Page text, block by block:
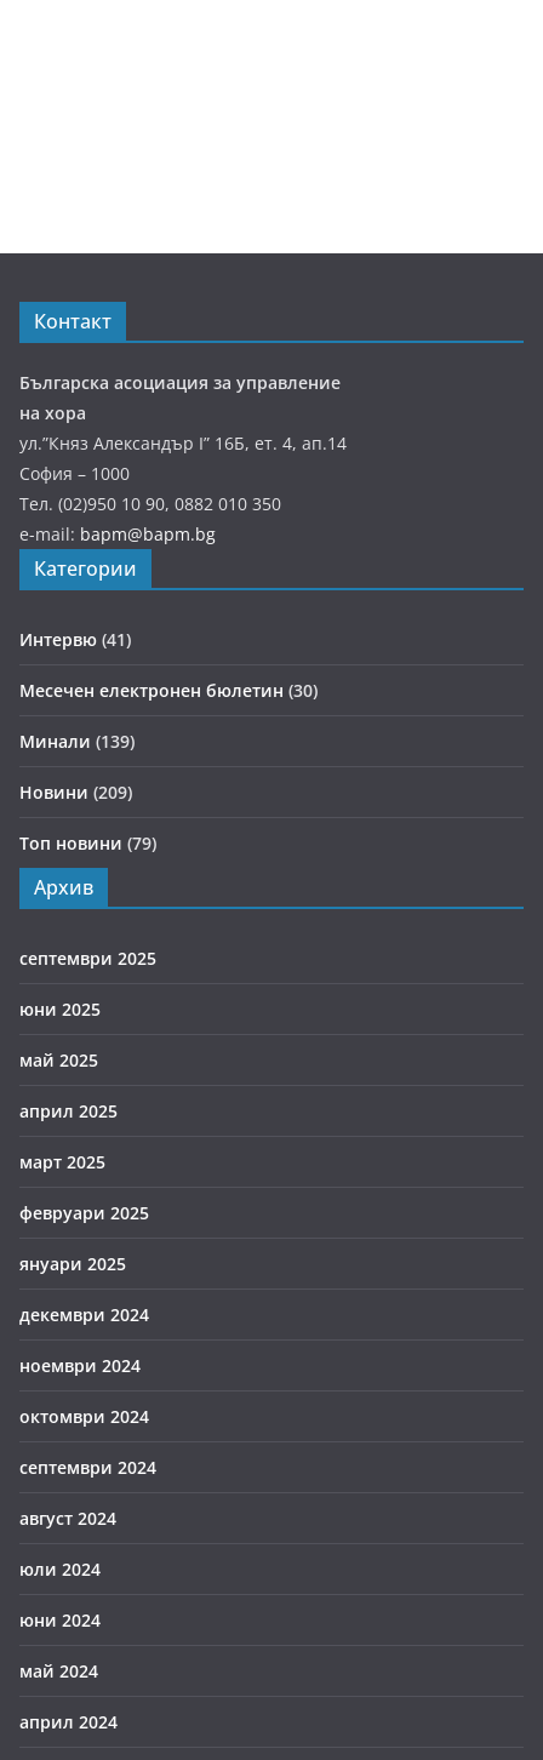
Контакт
Българска асоциация за управление
на хора
ул.”Княз Александър І” 16Б, ет. 4, ап.14
София – 1000
Тел. (02)950 10 90, 0882 010 350
e-mail: bapm@bapm.bg
Категории
Интервю (41)
Месечен електронен бюлетин (30)
Минали (139)
Новини (209)
Топ новини (79)
Архив
септември 2025
юни 2025
май 2025
април 2025
март 2025
февруари 2025
януари 2025
декември 2024
ноември 2024
октомври 2024
септември 2024
август 2024
юли 2024
юни 2024
май 2024
април 2024